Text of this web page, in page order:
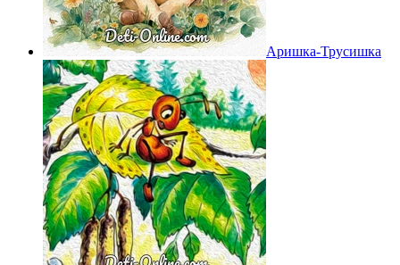
Аришка-Трусишка